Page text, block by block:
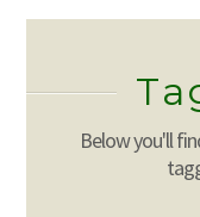
Below you'll